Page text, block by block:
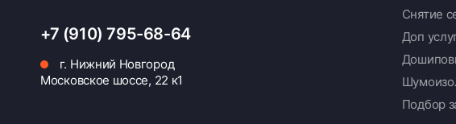
+7 (910) 795-68-64
г. Нижний Новгород
Московское шоссе, 22 к1
Снятие
Доп
Подбор